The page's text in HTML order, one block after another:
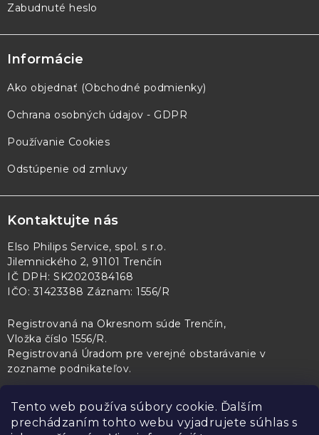
Tento web používa súbory cookie. Ďalším
prechádzaním tohto webu vyjadrujete súhlas s
Zabudnuté heslo
Informácie
Ako objednať (Obchodné podmienky)
Ochrana osobných údajov - GDPR
Používanie Cookies
Odstúpenie od zmluvy
Kontaktujte nás
Elso Philips Service, spol. s r.o.
Jilemnického 2, 91101 Trenčín
IČ DPH: SK2020384168
IČO: 31423388 Záznam: 1556/R
Registrovaná na Okresnom súde Trenčín,
Vložka číslo 1556/R.
Registrovaná Úradom pre verejné obstarávanie v
zozname podnikateľov.
PL Servis Kontroltech Technický skúšobný ústav Piešťany